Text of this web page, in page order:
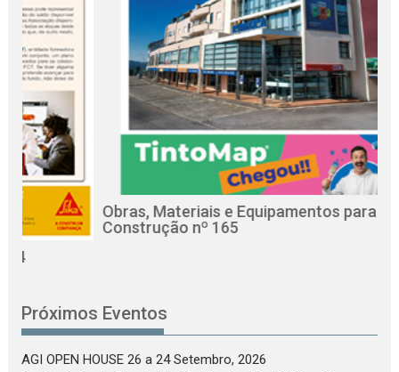
Obras, Materiais e Equipamentos para a
Construção nº 165
Próximos Eventos
AGI OPEN HOUSE 26 a 24 Setembro, 2026